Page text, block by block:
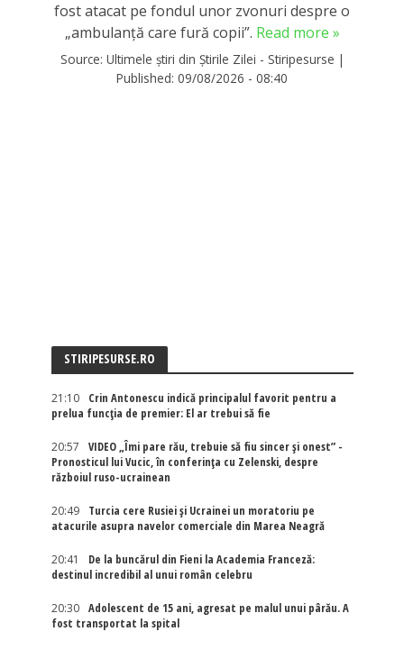
fost atacat pe fondul unor zvonuri despre o
„ambulanţă care fură copii”. Read more »
Source: Ultimele știri din Știrile Zilei - Stiripesurse |
Published: 09/08/2026 - 08:40
STIRIPESURSE.RO
21:10
Crin Antonescu indică principalul favorit pentru a
prelua funcția de premier: El ar trebui să fie
20:57
VIDEO „Îmi pare rău, trebuie să fiu sincer și onest” -
Pronosticul lui Vucic, în conferința cu Zelenski, despre
războiul ruso-ucrainean
20:49
Turcia cere Rusiei și Ucrainei un moratoriu pe
atacurile asupra navelor comerciale din Marea Neagră
20:41
De la buncărul din Fieni la Academia Franceză:
destinul incredibil al unui român celebru
20:30
Adolescent de 15 ani, agresat pe malul unui pârău. A
fost transportat la spital